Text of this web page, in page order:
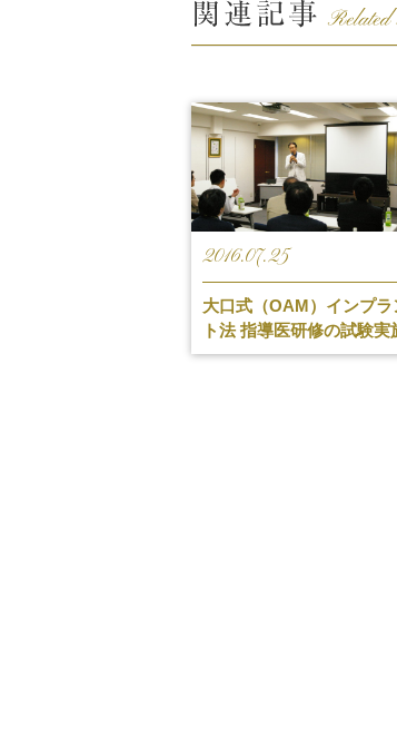
2016.07.25
大口式（OAM）インプラ
ト法 指導医研修の試験実